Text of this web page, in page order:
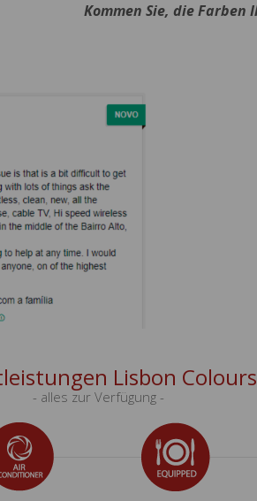
Kommen Sie, die Farben
Lisbon Colours
- alles zur Verfügung -